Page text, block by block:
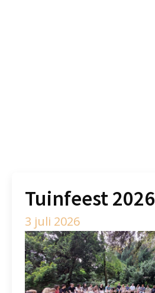
Tuinfeest 2026
3 juli 2026